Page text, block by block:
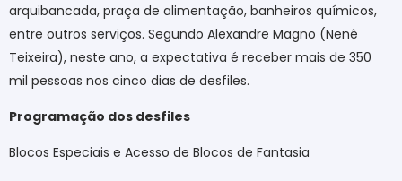
arquibancada, praça de alimentação, banheiros químicos,
entre outros serviços. Segundo Alexandre Magno (Nenê
Teixeira), neste ano, a expectativa é receber mais de 350
mil pessoas nos cinco dias de desfiles.
Programação dos desfiles
Blocos Especiais e Acesso de Blocos de Fantasia